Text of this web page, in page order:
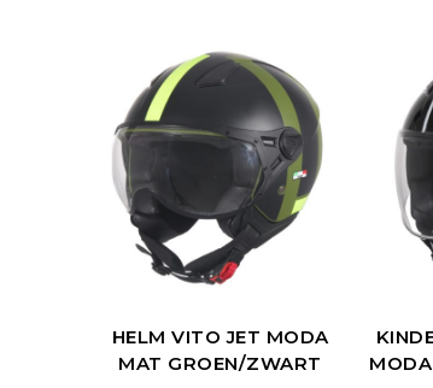
HELM VITO JET MODA
MAT GROEN/ZWART